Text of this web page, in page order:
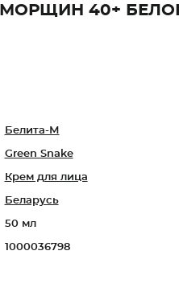
40+
Белита-М
Green Snake
Крем для лица
Беларусь
50 мл
1000036798